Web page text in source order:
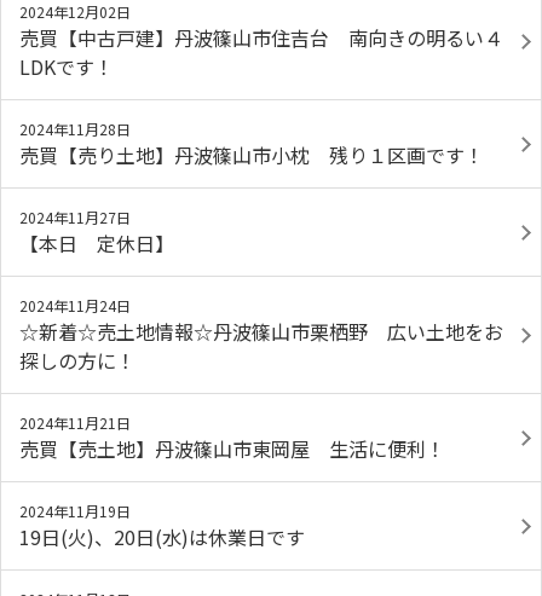
2024年12月02日
売買【中古戸建】丹波篠山市住吉台 南向きの明るい４
LDKです！
2024年11月28日
売買【売り土地】丹波篠山市小枕 残り１区画です！
2024年11月27日
【本日 定休日】
2024年11月24日
☆新着☆売土地情報☆丹波篠山市栗栖野 広い土地をお
探しの方に！
2024年11月21日
売買【売土地】丹波篠山市東岡屋 生活に便利！
2024年11月19日
19日(火)、20日(水)は休業日です